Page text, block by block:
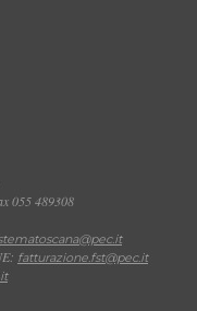
055 489308
fatturazione.fst@pec.it